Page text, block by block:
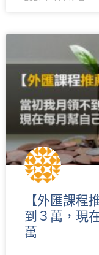
【外匯課程
到３萬，現
萬